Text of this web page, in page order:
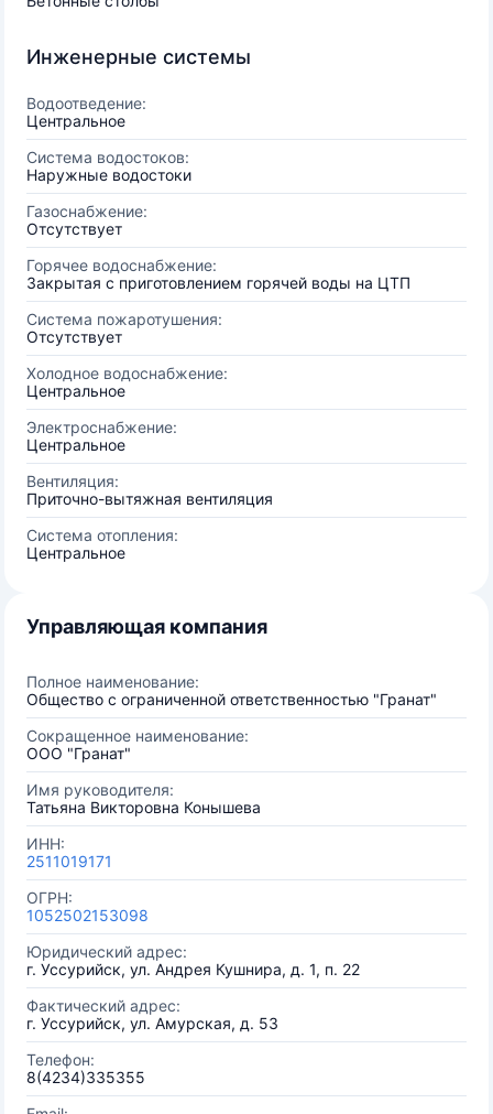
Инженерные системы
Водоотведение:
Центральное
Система водостоков:
Наружные водостоки
Газоснабжение:
Отсутствует
Горячее водоснабжение:
Закрытая с приготовлением горячей воды на ЦТП
Система пожаротушения:
Отсутствует
Холодное водоснабжение:
Центральное
Электроснабжение:
Центральное
Вентиляция:
Приточно-вытяжная вентиляция
Система отопления:
Центральное
Управляющая компания
Полное наименование:
Общество с ограниченной ответственностью "Гранат"
Сокращенное наименование:
ООО "Гранат"
Имя руководителя:
Татьяна Викторовна Конышева
ИНН:
2511019171
ОГРН:
1052502153098
Юридический адрес:
г. Уссурийск, ул. Андрея Кушнира, д. 1, п. 22
Фактический адрес:
г. Уссурийск, ул. Амурская, д. 53
Телефон:
8(4234)335355